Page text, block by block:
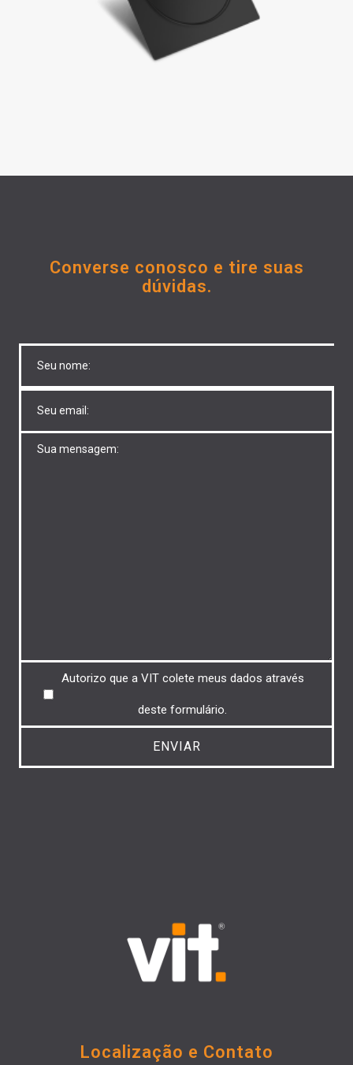
Converse conosco e tire suas
dúvidas.
Autorizo ​​que a VIT colete meus dados através
deste formulário.
Localização e Contato